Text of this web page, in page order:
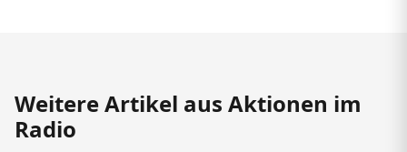
Weitere Artikel aus Aktionen im
Radio